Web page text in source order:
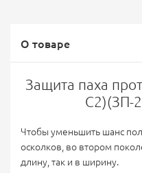
О товаре
Защита паха
С2)(ЗП-
Чтобы уменьшить шанс
осколков, во втором
длину, так и в ширину.